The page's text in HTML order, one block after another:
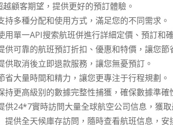
顧客期望，提供更好的預訂體驗。
持多種分配和使用方式，滿足您的不同需求。
用單一API搜索航班併進行詳細定價、預訂和
供可靠的航班預訂折扣、優惠和特價，讓您節
供取消後立即退款服務，讓您無憂預訂。
省大量時間和精力，讓您更專注于行程規劃。
持更高級别的數據完整性捕獲，確保數據準確
供24*7實時訪問大量全球航空公司信息，獲取
提供全天候庫存訪問，隨時查看航班信息，安